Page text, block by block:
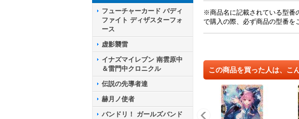
フューチャーカード バディ
ファイト ディザスターフォ
ース
虚影襲雷
イナズマイレブン 南雲原中
＆雷門中クロニクル
伝説の先導者達
赫月ノ使者
バンドリ！ ガールズバンド
※商品名に記載されている型番
で購入の際、必ず商品の型番を
この商品を買った人は、こ